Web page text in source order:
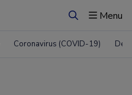
ZoekenMenu
Coronavirus (COVID-19)